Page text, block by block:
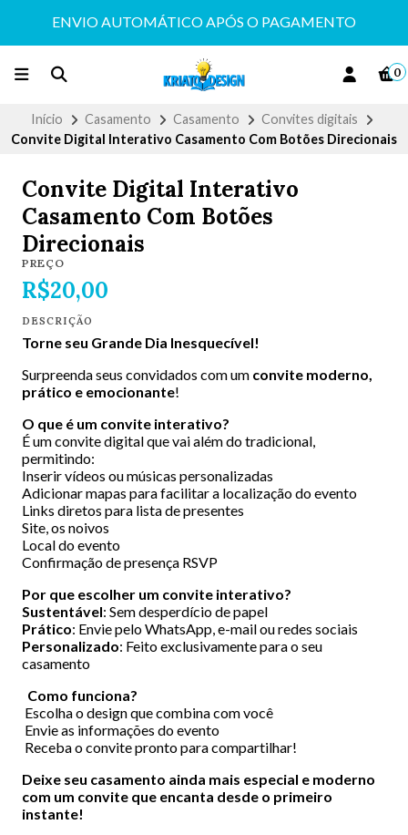
ENVIO AUTOMÁTICO APÓS O PAGAMENTO
0
Início Casamento Casamento
Convites digitais
Convite Digital Interativo Casamento Com Botões Direcionais
Convite Digital Interativo
Casamento Com Botões
Direcionais
PREÇO
R$20,00
DESCRIÇÃO
Torne seu Grande Dia Inesquecível!
Surpreenda seus convidados com um convite moderno,
prático e emocionante!
O que é um convite interativo?
É um convite digital que vai além do tradicional,
permitindo:
Inserir vídeos ou músicas personalizadas
Adicionar mapas para facilitar a localização do evento
Links diretos para lista de presentes
Site, os noivos
Local do evento
Confirmação de presença RSVP
Por que escolher um convite interativo?
Sustentável: Sem desperdício de papel
Prático: Envie pelo WhatsApp, e-mail ou redes sociais
Personalizado: Feito exclusivamente para o seu
casamento
Como funciona?
Escolha o design que combina com você
Envie as informações do evento
Receba o convite pronto para compartilhar!
Deixe seu casamento ainda mais especial e moderno
com um convite que encanta desde o primeiro
instante!